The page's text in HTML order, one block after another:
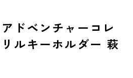
ドベンチャーコレ
ルキーホルダー 萩